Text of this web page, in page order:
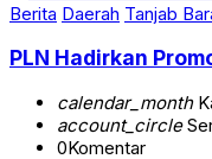
Berita Daerah Tanjab
PLN Hadirkan
calendar_month
account_circle
0Komentar